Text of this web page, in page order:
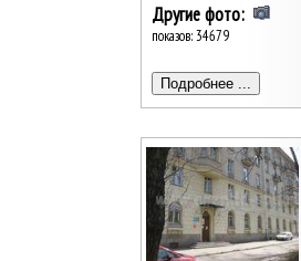
Другие фото:
показов: 34679